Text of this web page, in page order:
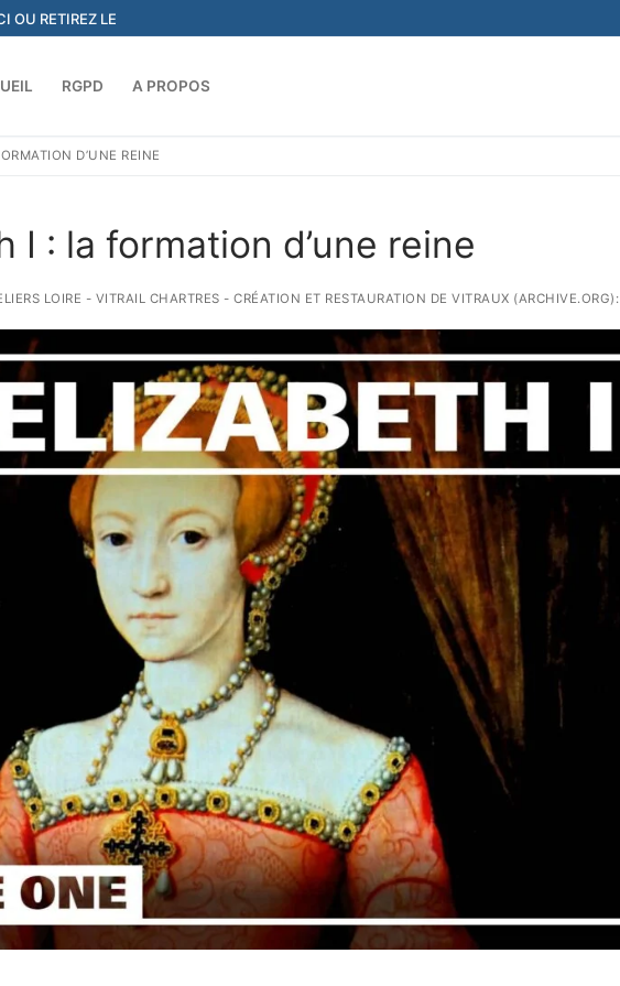
OU RETIREZ LE
RGPD A PROPOS
D’UNE REINE
I : la formation d’une reine
LOIRE - VITRAIL CHARTRES - CRÉATION ET RESTAURATION DE VITRAUX (ARCHIVE.ORG):